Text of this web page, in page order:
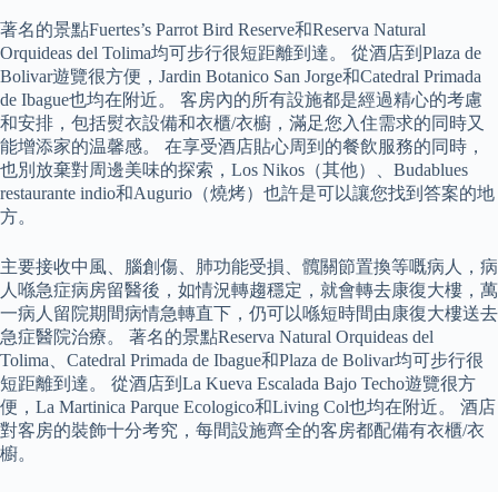
著名的景點Fuertes’s Parrot Bird Reserve和Reserva Natural
Orquideas del Tolima均可步行很短距離到達。 從酒店到Plaza de
Bolivar遊覽很方便，Jardin Botanico San Jorge和Catedral Primada
de Ibague也均在附近。 客房內的所有設施都是經過精心的考慮
和安排，包括熨衣設備和衣櫃/衣櫥，滿足您入住需求的同時又
能增添家的温馨感。 在享受酒店貼心周到的餐飲服務的同時，
也別放棄對周邊美味的探索，Los Nikos（其他）、Budablues
restaurante indio和Augurio（燒烤）也許是可以讓您找到答案的地
方。
主要接收中風、腦創傷、肺功能受損、髖關節置換等嘅病人，病
人喺急症病房留醫後，如情況轉趨穩定，就會轉去康復大樓，萬
一病人留院期間病情急轉直下，仍可以喺短時間由康復大樓送去
急症醫院治療。 著名的景點Reserva Natural Orquideas del
Tolima、Catedral Primada de Ibague和Plaza de Bolivar均可步行很
短距離到達。 從酒店到La Kueva Escalada Bajo Techo遊覽很方
便，La Martinica Parque Ecologico和Living Col也均在附近。 酒店
對客房的裝飾十分考究，每間設施齊全的客房都配備有衣櫃/衣
櫥。